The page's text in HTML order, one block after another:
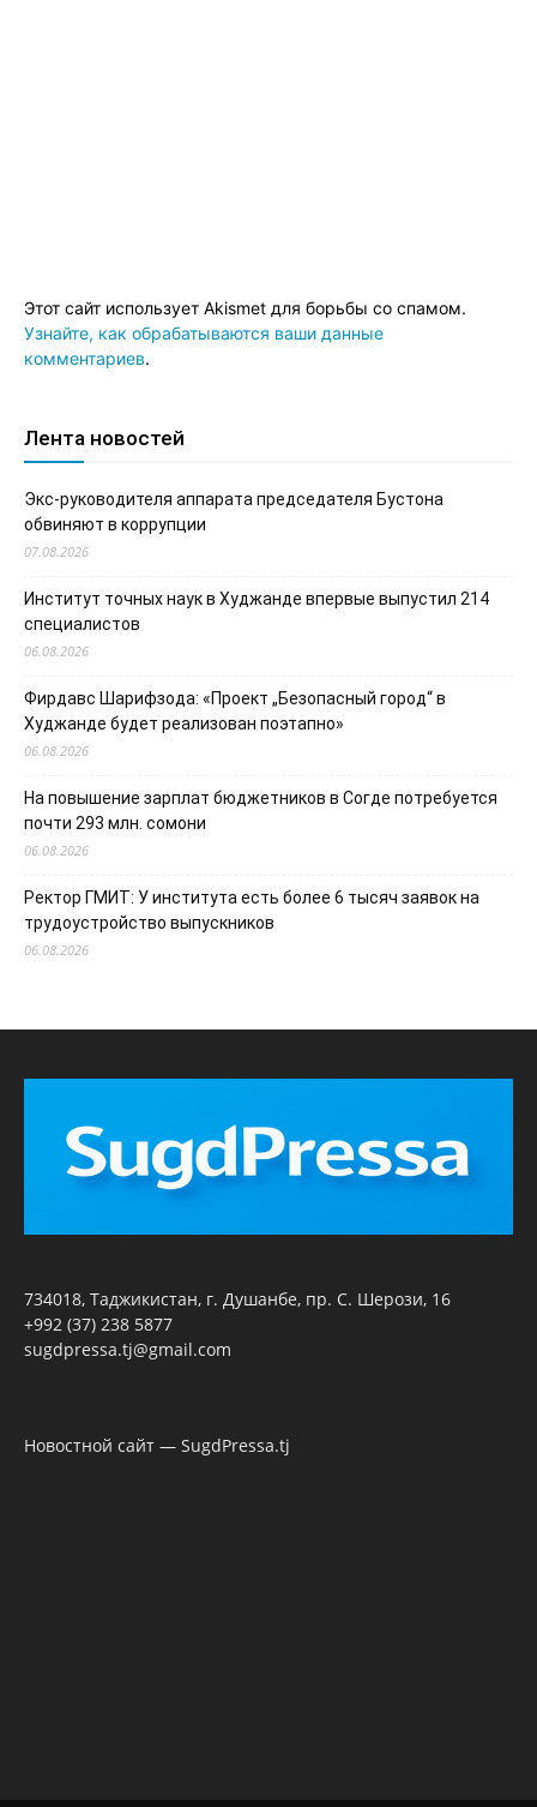
Этот сайт использует Akismet для борьбы со спамом.
Узнайте, как обрабатываются ваши данные
комментариев.
Лента новостей
Экс-руководителя аппарата председателя Бустона
обвиняют в коррупции
07.08.2026
Институт точных наук в Худжанде впервые выпустил 214
специалистов
06.08.2026
Фирдавс Шарифзода: «Проект „Безопасный город“ в
Худжанде будет реализован поэтапно»
06.08.2026
На повышение зарплат бюджетников в Согде потребуется
почти 293 млн. сомони
06.08.2026
Ректор ГМИТ: У института есть более 6 тысяч заявок на
трудоустройство выпускников
06.08.2026
734018, Таджикистан, г. Душанбе, пр. С. Шерози, 16
+992 (37) 238 5877
sugdpressa.tj@gmail.com
Новостной сайт — SugdPressa.tj